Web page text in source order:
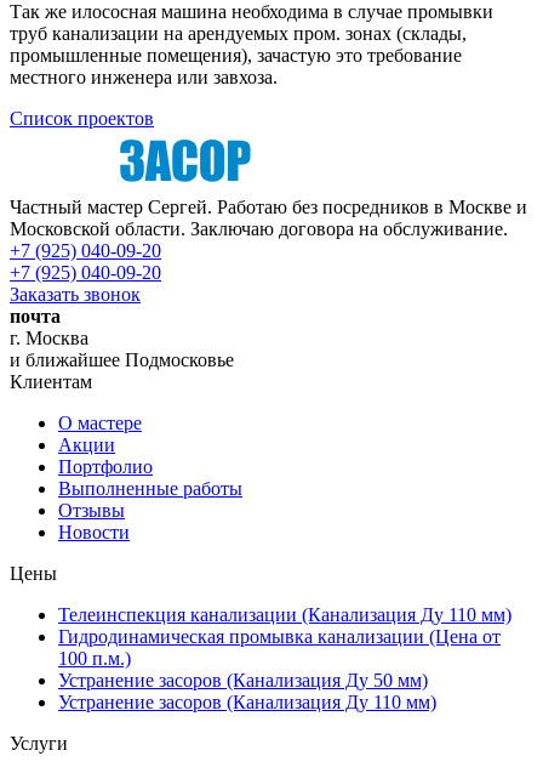
Так же илососная машина необходима в случае промывки
труб канализации на арендуемых пром. зонах (склады,
промышленные помещения), зачастую это требование
местного инженера или завхоза.
Список проектов
Частный мастер Сергей. Работаю без посредников в Москве и
Московской области. Заключаю договора на обслуживание.
+7 (925) 040-09-20
+7 (925) 040-09-20
Заказать звонок
почта
г. Москва
и ближайшее Подмосковье
Клиентам
О мастере
Акции
Портфолио
Выполненные работы
Отзывы
Новости
Цены
Телеинспекция канализации (Канализация Ду 110 мм)
Гидродинамическая промывка канализации (Цена от
100 п.м.)
Устранение засоров (Канализация Ду 50 мм)
Устранение засоров (Канализация Ду 110 мм)
Услуги